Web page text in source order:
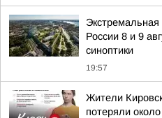
России 8 и 9
синоптики
19:57
Жители
потеряли